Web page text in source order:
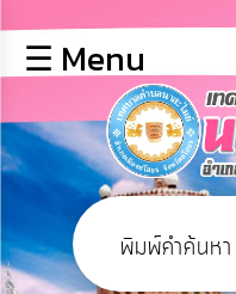
หลัก
ข้อมูล
ฐาน
บุคลากร
☰ Menu